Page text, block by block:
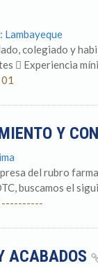
Lambayeque
colegiado y
 Experiencia
Y
del rubro
buscamos el
----------
ACABADOS